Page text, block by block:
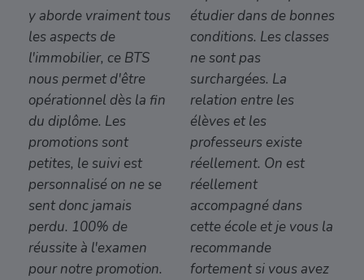
y aborde vraiment tous
les aspects de
l'immobilier, ce BTS
nous permet d'être
opérationnel dès la fin
du diplôme. Les
promotions sont
petites, le suivi est
personnalisé on ne se
sent donc jamais
perdu. 100% de
réussite à l'examen
pour notre promotion.
étudier dans de bonnes
conditions. Les classes
ne sont pas
surchargées. La
relation entre les
élèves et les
professeurs existe
réellement. On est
réellement
accompagné dans
cette école et je vous la
recommande
fortement si vous avez